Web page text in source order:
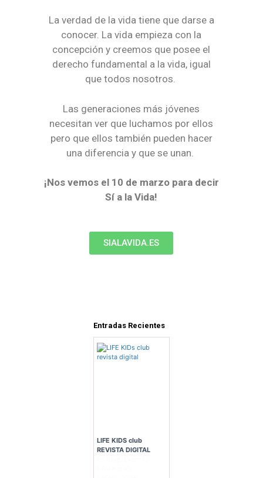
La verdad de la vida tiene que darse a
conocer. La vida empieza con la
concepción y creemos que posee el
derecho fundamental a la vida, igual
que todos nosotros.
Las generaciones más jóvenes
necesitan ver que luchamos por ellos
pero que ellos también pueden hacer
una diferencia y que se unan.
¡Nos vemos el 10 de marzo para decir
Sí a la Vida!
SIALAVIDA.ES
Entradas Recientes
LIFE KIDS club
REVISTA DIGITAL